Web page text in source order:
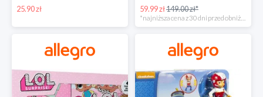
25.90 zł 59.99 zł149.00 zł*
*najniższa cena z 30 dni przed obniżką